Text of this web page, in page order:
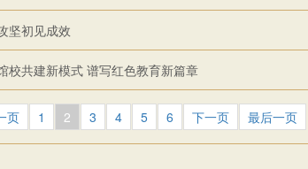
坚初见成效
校共建新模式 谱写红色教育新篇章
页 1 2 3 4 5 6 下一页 最后一页